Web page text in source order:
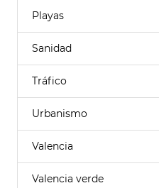
Playas
Sanidad
Tráfico
Urbanismo
Valencia
Valencia verde